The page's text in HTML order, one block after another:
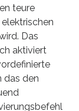
teure
Das
aktiviert
das den